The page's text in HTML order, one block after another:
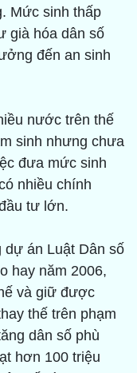
Mức sinh thấp
già hóa dân số
đến an sinh
nước trên thế
sinh nhưng chưa
đưa mức sinh
nhiều chính
tư lớn.
dự án Luật Dân số
hay năm 2006,
và giữ được
thế trên phạm
dân số phù
hơn 100 triệu